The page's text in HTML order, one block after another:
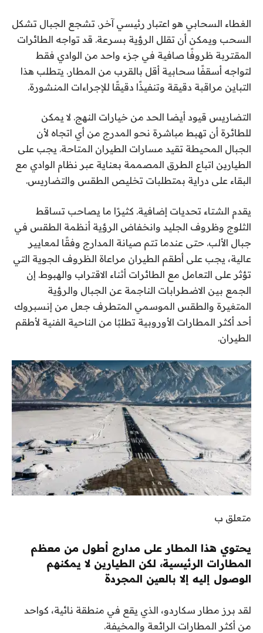
الغطاء السحابي هو اعتبار رئيسي آخر. تشجع الجبال تشكل
السحب ويمكن أن تقلل الرؤية بسرعة. قد تواجه الطائرات
المقتربة ظروفًا صافية في جزء واحد من الوادي فقط
لتواجه أسقفًا سحابية أقل بالقرب من المطار. يتطلب هذا
التباين مراقبة دقيقة وتنفيذًا دقيقًا للإجراءات المنشورة.
التضاريس قيود أيضا الحد من خيارات النهج. لا يمكن
للطائرة أن تهبط مباشرة نحو المدرج من أي اتجاه لأن
الجبال المحيطة تقيد مسارات الطيران المتاحة. يجب على
الطيارين اتباع الطرق المصممة بعناية عبر نظام الوادي مع
البقاء على دراية بمتطلبات تخليص الطقس والتضاريس.
يقدم الشتاء تحديات إضافية. كثيرًا ما يصاحب تساقط
الثلوج وظروف الجليد وانخفاض الرؤية أنظمة الطقس في
جبال الألب. حتى عندما تتم صيانة المدارج وفقًا لمعايير
عالية، يجب على أطقم الطيران مراعاة الظروف الجوية التي
تؤثر على التعامل مع الطائرات أثناء الاقتراب والهبوط. إن
الجمع بين الاضطرابات الناجمة عن الجبال والرؤية
المتغيرة والطقس الموسمي المتطرف جعل من إنسبروك
أحد أكثر المطارات الأوروبية تطلبًا من الناحية الفنية لأطقم
الطيران.
متعلق ب
يحتوي هذا المطار على مدارج أطول من معظم
المطارات الرئيسية، لكن الطيارين لا يمكنهم
الوصول إليه إلا بالعين المجردة
لقد برز مطار سكاردو، الذي يقع في منطقة نائية، كواحد
من أكثر المطارات الرائعة والمخيفة.